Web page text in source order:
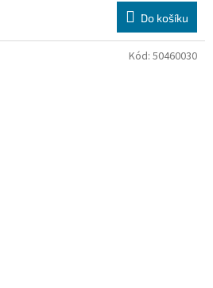
Do košíku
Kód: 50460030